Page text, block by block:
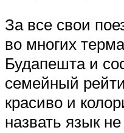
За все свои
во многих
Будапешта и
семейный
красиво и
назвать язык